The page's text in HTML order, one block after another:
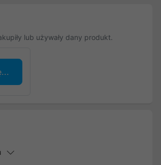
lub używały dany produkt.